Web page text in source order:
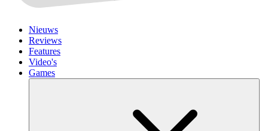
Nieuws
Reviews
Features
Video's
Games